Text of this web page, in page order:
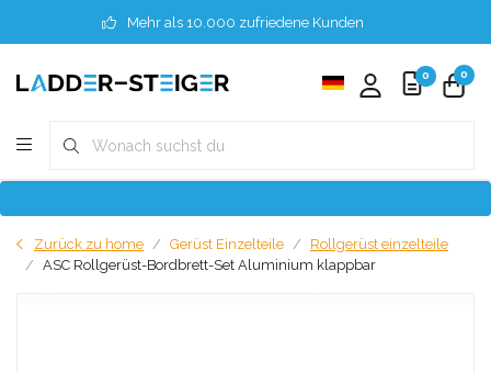
Mehr als 10.000 zufriedene Kunden
0 0
Zurück zu home Gerüst Einzelteile
Rollgerüst einzelteile
ASC Rollgerüst-Bordbrett-Set Aluminium klappbar